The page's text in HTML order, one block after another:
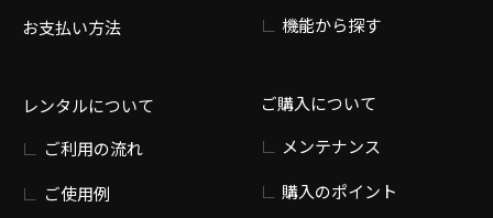
お支払い方法
レンタルについて
ご利用の流れ
ご使用例
機能から探す
ご購入について
メンテナンス
購入のポイント